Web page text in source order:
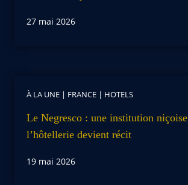
27 mai 2026
À LA UNE | FRANCE | HOTELS
Le Negresco : une institution
l’hôtellerie devient récit
19 mai 2026